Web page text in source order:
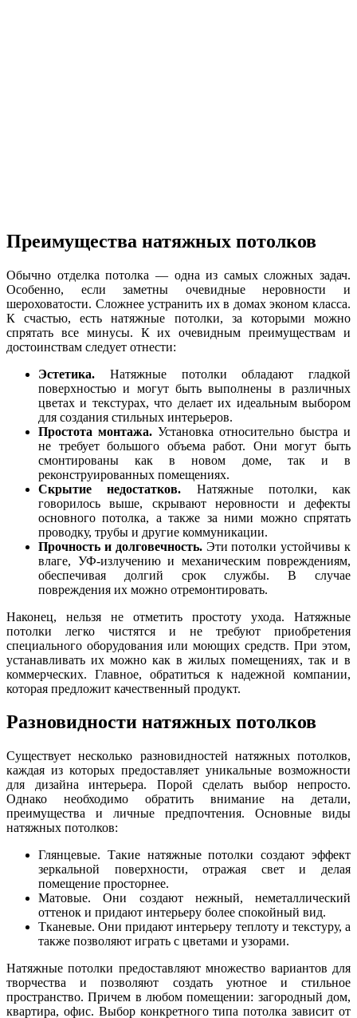
Преимущества натяжных потолков
Обычно отделка потолка — одна из самых сложных задач.
Особенно, если заметны очевидные неровности и
шероховатости. Сложнее устранить их в домах эконом класса.
К счастью, есть натяжные потолки, за которыми можно
спрятать все минусы. К их очевидным преимуществам и
достоинствам следует отнести:
Эстетика. Натяжные потолки обладают гладкой
поверхностью и могут быть выполнены в различных
цветах и текстурах, что делает их идеальным выбором
для создания стильных интерьеров.
Простота монтажа. Установка относительно быстра и
не требует большого объема работ. Они могут быть
смонтированы как в новом доме, так и в
реконструированных помещениях.
Скрытие недостатков. Натяжные потолки, как
говорилось выше, скрывают неровности и дефекты
основного потолка, а также за ними можно спрятать
проводку, трубы и другие коммуникации.
Прочность и долговечность.Эти потолки устойчивы к
влаге, УФ-излучению и механическим повреждениям,
обеспечивая долгий срок службы. В случае
повреждения их можно отремонтировать.
Наконец, нельзя не отметить простоту ухода. Натяжные
потолки легко чистятся и не требуют приобретения
специального оборудования или моющих средств. При этом,
устанавливать их можно как в жилых помещениях, так и в
коммерческих. Главное, обратиться к надежной компании,
которая предложит качественный продукт.
Разновидности натяжных потолков
Существует несколько разновидностей натяжных потолков,
каждая из которых предоставляет уникальные возможности
для дизайна интерьера. Порой сделать выбор непросто.
Однако необходимо обратить внимание на детали,
преимущества и личные предпочтения. Основные виды
натяжных потолков:
Глянцевые. Такие натяжные потолки создают эффект
зеркальной поверхности, отражая свет и делая
помещение просторнее.
Матовые. Они создают нежный, неметаллический
оттенок и придают интерьеру более спокойный вид.
Тканевые. Они придают интерьеру теплоту и текстуру, а
также позволяют играть с цветами и узорами.
Натяжные потолки предоставляют множество вариантов для
творчества и позволяют создать уютное и стильное
пространство. Причем в любом помещении: загородный дом,
квартира, офис. Выбор конкретного типа потолка зависит от